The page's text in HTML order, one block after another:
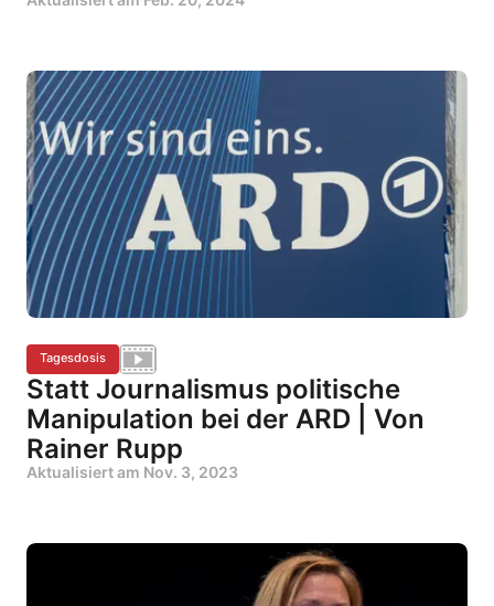
Tagesdosis
Statt Journalismus politische
Manipulation bei der ARD | Von
Rainer Rupp
Aktualisiert am Nov. 3, 2023